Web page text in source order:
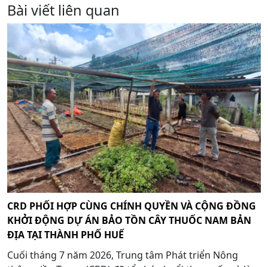
Bài viết liên quan
CRD PHỐI HỢP CÙNG CHÍNH QUYỀN VÀ CỘNG ĐỒNG
KHỞI ĐỘNG DỰ ÁN BẢO TỒN CÂY THUỐC NAM BẢN
ĐỊA TẠI THÀNH PHỐ HUẾ
Cuối tháng 7 năm 2026, Trung tâm Phát triển Nông